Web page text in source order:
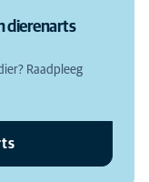
dierenarts
Raadpleeg